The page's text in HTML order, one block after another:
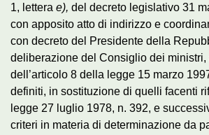
1, lettera e), del decreto legislativo 31
con apposito atto di indirizzo e
con decreto del Presidente della
deliberazione del Consiglio dei ministri,
dell’articolo 8 della legge 15 marzo
definiti, in sostituzione di quelli facenti
legge 27 luglio 1978, n. 392, e
criteri in materia di determinazione da